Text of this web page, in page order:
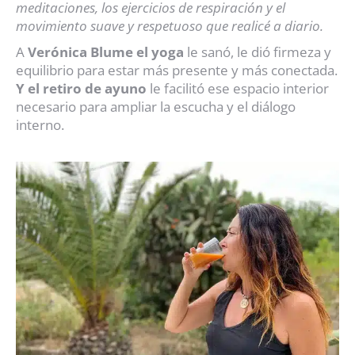
meditaciones, los ejercicios de respiración y el
movimiento suave y respetuoso que realicé a diario.
AVerónica Blume el yoga le sanó, le dió firmeza y
equilibrio para estar más presente y más conectada.
Y el retiro de ayuno le facilitó ese espacio interior
necesario para ampliar la escucha y el diálogo
interno.